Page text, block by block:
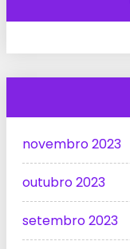
novembro 2023
outubro 2023
setembro 2023